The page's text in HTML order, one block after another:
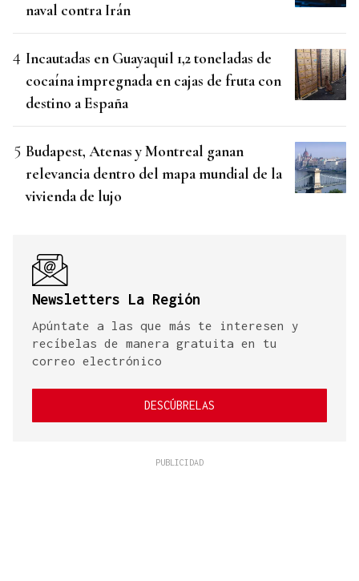
naval contra Irán
Incautadas en Guayaquil 1,2 toneladas de
cocaína impregnada en cajas de fruta con
destino a España
Budapest, Atenas y Montreal ganan
relevancia dentro del mapa mundial de la
vivienda de lujo
Newsletters La Región
Apúntate a las que más te interesen y
recíbelas de manera gratuita en tu
correo electrónico
DESCÚBRELAS